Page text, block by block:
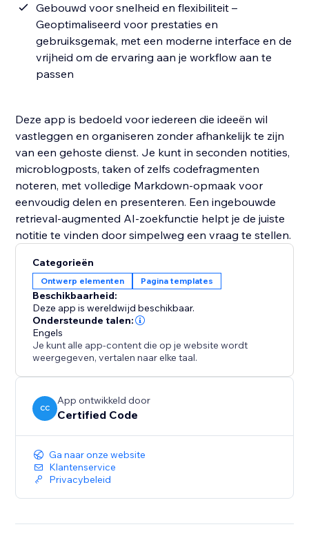
Gebouwd voor snelheid en flexibiliteit –
Geoptimaliseerd voor prestaties en
gebruiksgemak, met een moderne interface en de
vrijheid om de ervaring aan je workflow aan te
passen
Deze app is bedoeld voor iedereen die ideeën wil
vastleggen en organiseren zonder afhankelijk te zijn
van een gehoste dienst. Je kunt in seconden notities,
microblogposts, taken of zelfs codefragmenten
noteren, met volledige Markdown-opmaak voor
eenvoudig delen en presenteren. Een ingebouwde
retrieval-augmented AI-zoekfunctie helpt je de juiste
notitie te vinden door simpelweg een vraag te stellen.
Categorieën
Ontwerp elementen Pagina templates
Beschikbaarheid:
Deze app is wereldwijd beschikbaar.
Ondersteunde talen:
Engels
Je kunt alle app-content die op je website wordt
weergegeven, vertalen naar elke taal.
CC
App ontwikkeld door
Certified Code
Ga naar onze website
Klantenservice
Privacybeleid